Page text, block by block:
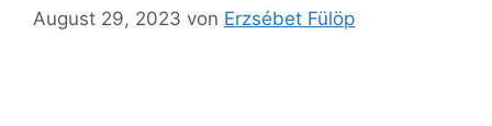
August 29, 2023 von Erzsébet Fülöp